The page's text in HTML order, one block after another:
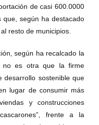
de casi 600.0000
que, según ha destacado
resto de municipios.
según ha recalcado la
no es otra que la firme
desarrollo sostenible que
lugar de consumir más
y construcciones
frente a la